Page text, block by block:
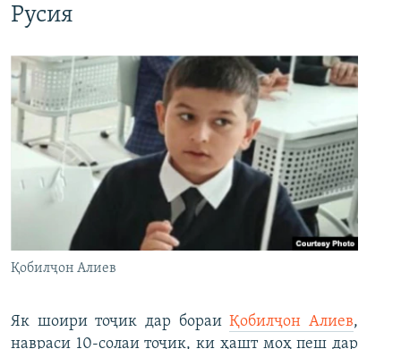
Русия
Қобилҷон Алиев
Як шоири тоҷик дар бораиҚобилҷон Алиев,
навраси 10-солаи тоҷик, ки ҳашт моҳ пеш дар